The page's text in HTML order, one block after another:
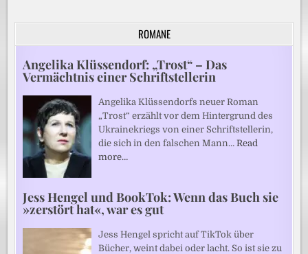
ROMANE
Angelika Klüssendorf: „Trost“ – Das
Vermächtnis einer Schriftstellerin
Angelika Klüssendorfs neuer Roman
„Trost“ erzählt vor dem Hintergrund des
Ukrainekriegs von einer Schriftstellerin,
die sich in den falschen Mann…Read
more…
Jess Hengel und BookTok: Wenn das Buch sie
»zerstört hat«, war es gut
Jess Hengel spricht auf TikTok über
Bücher, weint dabei oder lacht. So ist sie zu